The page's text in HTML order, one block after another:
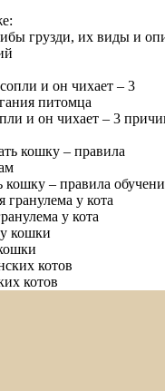
грузди, их виды и
и он чихает – 3
кошку – правила
у кота
котов